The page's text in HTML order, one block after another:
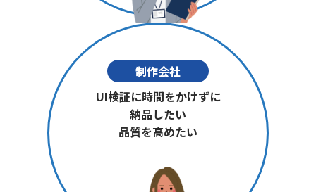
制作会社
UI検証に時間をかけずに
納品したい
品質を高めたい